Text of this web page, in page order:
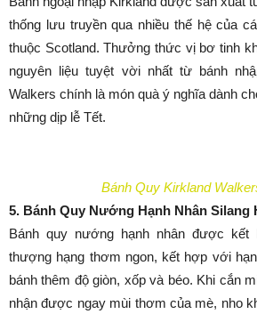
thống lưu truyền qua nhiều thế hệ của
thuộc Scotland. Thưởng thức vị bơ tinh
nguyên liệu tuyệt vời nhất từ bánh
Walkers chính là món quà ý nghĩa dành
những dịp lễ Tết.
Bánh Quy Kirkland
5. Bánh Quy Nướng Hạnh Nhân Silang
Bánh quy nướng hạnh nhân được
thượng hạng thơm ngon, kết hợp với
bánh thêm độ giòn, xốp và béo. Khi cắn
nhận được ngay mùi thơm của mè, nho